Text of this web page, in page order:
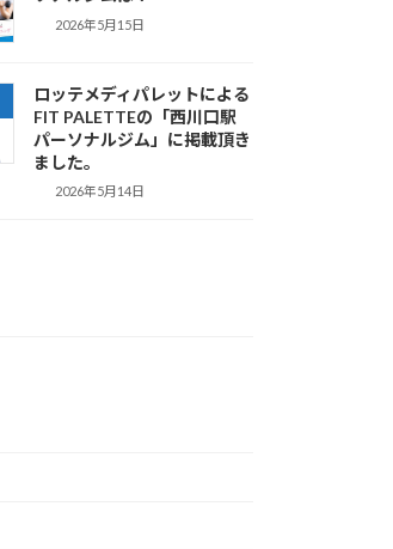
2026年5月15日
ロッテメディパレットによる
FIT PALETTEの「西川口駅
パーソナルジム」に掲載頂き
ました。
2026年5月14日